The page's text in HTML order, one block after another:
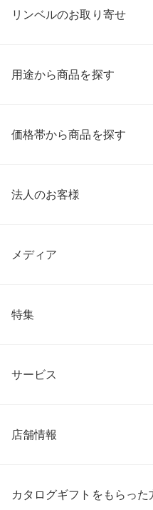
リンベルのお取り寄せ
用途から商品を探す
価格帯から商品を探す
法人のお客様
メディア
特集
サービス
店舗情報
カタログギフトをもらった